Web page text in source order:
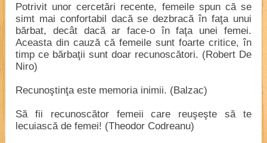
Potrivit unor cercetări recente, femeile spun că se
simt mai confortabil dacă se dezbracă în faţa unui
bărbat, decât dacă ar face-o în faţa unei femei.
Aceasta din cauză că femeile sunt foarte critice, în
timp ce bărbaţii sunt doar recunoscători. (Robert De
Niro)
Recunoştinţa este memoria inimii. (Balzac)
Să fii recunoscător femeii care reuşeşte să te
lecuiască de femei! (Theodor Codreanu)